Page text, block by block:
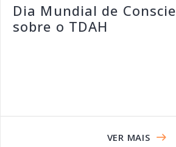
Dia Mundial de
sobre o TDAH
VER MAIS